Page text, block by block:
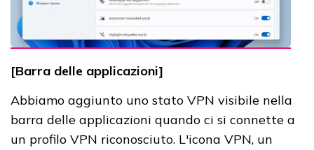
[Barra delle applicazioni]
Abbiamo aggiunto uno stato VPN visibile nella
barra delle applicazioni quando ci si connette a
un profilo VPN riconosciuto. L'icona VPN, un